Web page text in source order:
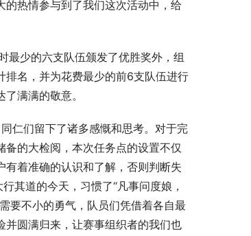
热情参与到了我们这次活动中，给
少的六支队伍颁发了优胜奖外，组
排名，并为花费最少的前6支队伍进行
满满的敬意。
仁们留下了诸多感慨和思考。对于完
的大检阅，本次任务点的设置不仅
着准确的认识和了解，否则判断失
其道的今天，习惯了“凡事问度娘，
要不小的勇气，队员们凭借着各自最
圆满归来，让赛事组织者的我们也